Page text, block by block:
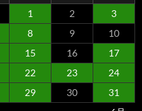
1
2
3
8 9
10
15 16
17
22 23
24
29 30
31